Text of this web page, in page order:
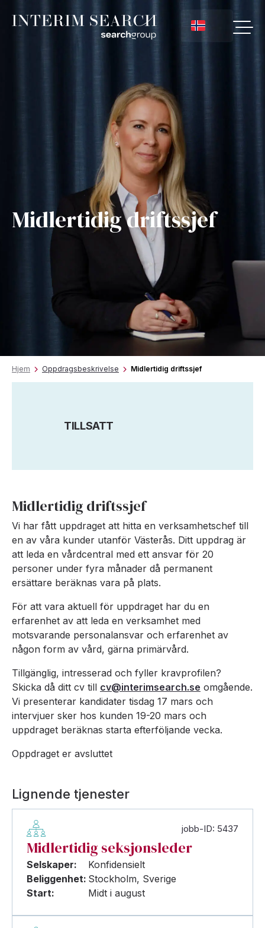
Midlertidig driftssjef
Hjem Oppdragsbeskrivelse Midlertidig driftssjef
TILLSATT
Midlertidig driftssjef
Vi har fått uppdraget att hitta en verksamhetschef till
en av våra kunder utanför Västerås. Ditt uppdrag är
att leda en vårdcentral med ett ansvar för 20
personer under fyra månader då permanent
ersättare beräknas vara på plats.
För att vara aktuell för uppdraget har du en
erfarenhet av att leda en verksamhet med
motsvarande personalansvar och erfarenhet av
någon form av vård, gärna primärvård.
Tillgänglig, intresserad och fyller kravprofilen?
Skicka då ditt cv till cv@interimsearch.se omgående.
Vi presenterar kandidater tisdag 17 mars och
intervjuer sker hos kunden 19-20 mars och
uppdraget beräknas starta efterföljande vecka.
Oppdraget er avsluttet
Lignende tjenester
jobb-ID: 5437
Midlertidig seksjonsleder
Selskaper:
Konfidensielt
Beliggenhet: Stockholm, Sverige
Start:
Midt i august